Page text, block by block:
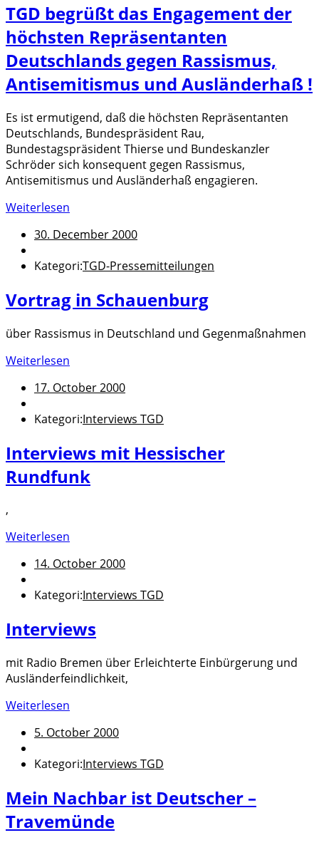
TGD begrüßt das Engagement der
höchsten Repräsentanten
Deutschlands gegen Rassismus,
Antisemitismus und Ausländerhaß !
Es ist ermutigend, daß die höchsten Repräsentanten
Deutschlands, Bundespräsident Rau,
Bundestagspräsident Thierse und Bundeskanzler
Schröder sich konsequent gegen Rassismus,
Antisemitismus und Ausländerhaß engagieren.
Weiterlesen
30. December 2000
Kategori:TGD-Pressemitteilungen
Vortrag in Schauenburg
über Rassismus in Deutschland und Gegenmaßnahmen
Weiterlesen
17. October 2000
Kategori:Interviews TGD
Interviews mit Hessischer
Rundfunk
,
Weiterlesen
14. October 2000
Kategori:Interviews TGD
Interviews
mit Radio Bremen über Erleichterte Einbürgerung und
Ausländerfeindlichkeit,
Weiterlesen
5. October 2000
Kategori:Interviews TGD
Mein Nachbar ist Deutscher –
Travemünde